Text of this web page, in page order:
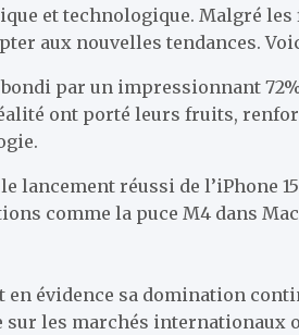
et technologique. Malgré
aux nouvelles tendances.
par un impressionnant
ont porté leurs fruits,
lancement réussi de l’iPhone
comme la puce M4 dans
en évidence sa domination
sur les marchés